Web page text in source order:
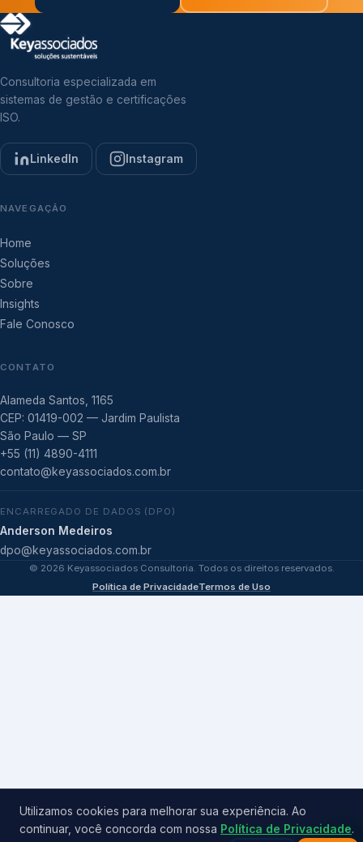
Consultoria especializada em
sistemas de gestão e certificações
ISO.
LinkedIn Instagram
NAVEGAÇÃO
Home
Soluções
Sobre
Insights
Fale Conosco
CONTATO
Alameda Santos, 1165
CEP: 01419-002 — Jardim Paulista
São Paulo — SP
+55 (11) 4890-4111
contato@keyassociados.com.br
ENCARREGADO DE DADOS (DPO)
Anderson Medeiros
dpo@keyassociados.com.br
© 2026 Keyassociados Consultoria. Todos os direitos reservados.
Política de PrivacidadeTermos de Uso
Utilizamos cookies para melhorar sua experiência. Ao
continuar, você concorda com nossa Política de Privacidade.